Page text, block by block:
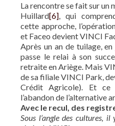
La rencontre se fait sur un
Huillard[6], qui
cette approche,
et Faceo devient VINCI
Après un an de tuilage,
passe le relai à son
retraite en Ariège. Mais
de sa filiale VINCI Park,
Crédit Agricole). Et ce
l’abandon de l’alternative
Avec le recul, des
Sous l’angle des cultures,